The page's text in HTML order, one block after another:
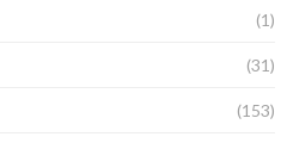
(1)
(31)
(153)